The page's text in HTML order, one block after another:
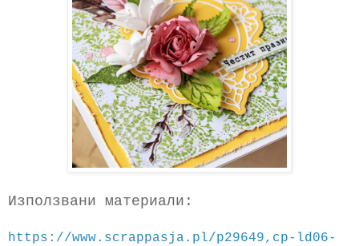
Използвани материали:
https://www.scrappasja.pl/p29649,cp-ld06-